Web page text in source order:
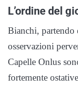
L’ordine del
Bianchi, partendo
osservazioni
Capelle Onlus
fortemente